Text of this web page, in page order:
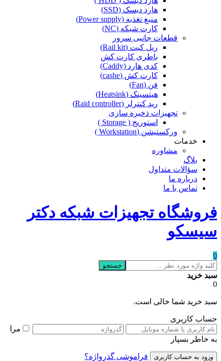
هارد دیسک (SSD)
منبع تغذیه (Power supply)
کارت شبکه (NC)
قطعات جانبی سرور
ریل کیت (Rail kit)
باطری کارت کش
کدی هارد (Caddy)
کارت کش (cashe)
فن (Fan)
هیتسینک (Heatsink)
رید کنترلر (Raid controller)
تجهیزات ذخیره سازی
استوریج ( Storage )
ورکستیشن (Workstation )
خدمات
مشاوره
بلاگ
سؤالات متداول
درباره ما
تماس با ما
فروشگاه تجهیزات شبکه دکتر
سیسکو
0
جستجو
سبد خرید
0
سبد خرید شما خالی است.
حساب کاربری
مرا
به خاطر بسپار
فراموشی گذرواژه؟